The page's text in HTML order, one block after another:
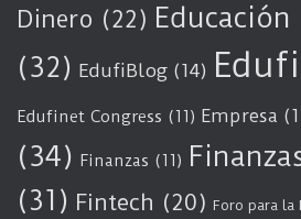
Dinero (22)
(32) EdufiBlog (14)
Edufinet Congress (11) Empresa
(34) Finanzas (11)
(31) Fintech (20) Foro para la